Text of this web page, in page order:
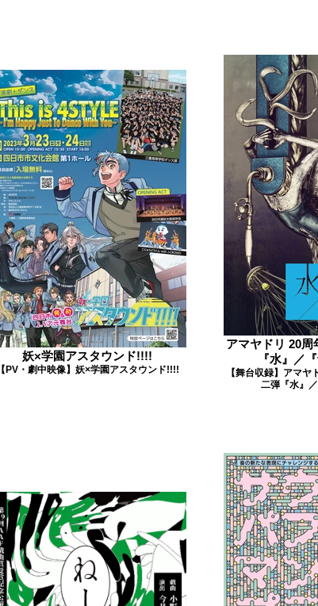
妖×学園アスタウンド!!!!
【PV・劇中映像】妖×学園アスタウンド!!!!
アマヤドリ 20
『水』／
【舞台収録】アマ
二弾『水』